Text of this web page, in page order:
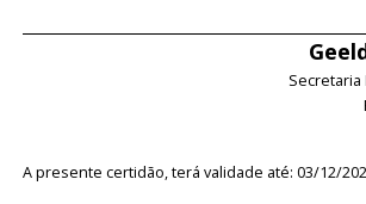
A presente certidão, terá validade até: 03/12/